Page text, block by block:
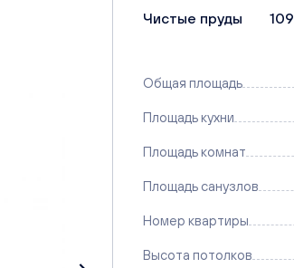
Чистые пруды 109
Общая площадь
Площадь кухни
Площадь комнат
Площадь санузлов
Номер квартиры
Высота потолков